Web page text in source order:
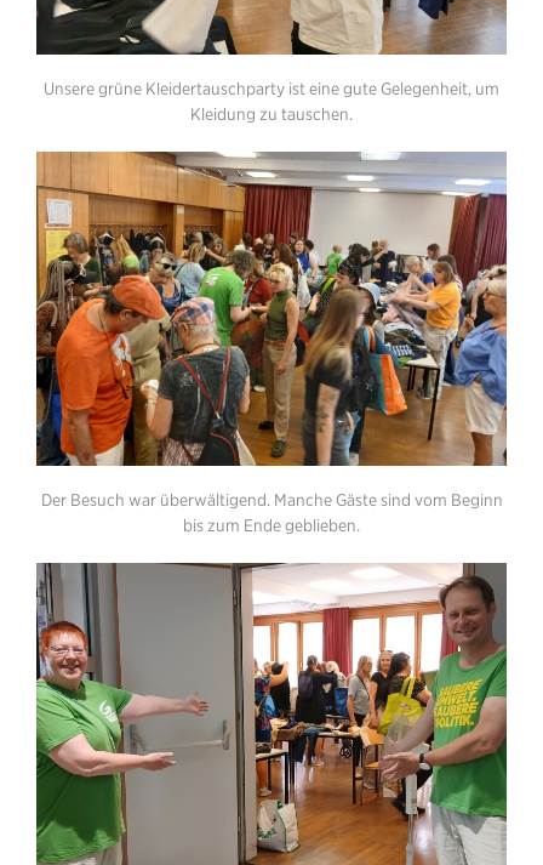
Unsere grüne Kleidertauschparty ist eine gute Gelegenheit, um
Kleidung zu tauschen.
Der Besuch war überwältigend. Manche Gäste sind vom Beginn
bis zum Ende geblieben.